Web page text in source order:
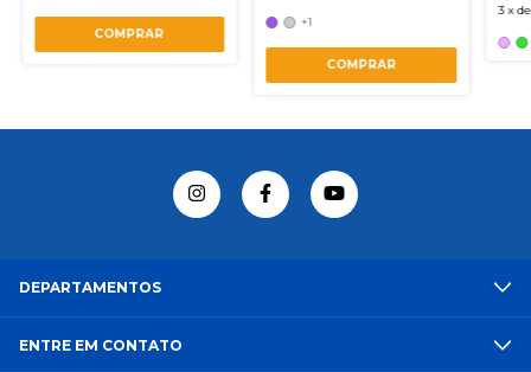
+1
COMPRAR
3 x
DEPARTAMENTOS
ENTRE EM CONTATO